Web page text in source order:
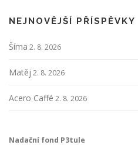
NEJNOVĚJŠÍ PŘÍSPĚVKY
Šíma 2. 8. 2026
Matěj 2. 8. 2026
Acero Caffé 2. 8. 2026
Nadační fond P3tule